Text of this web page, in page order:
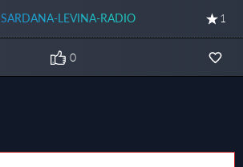
SARDANA-LEVINA-RADIO 1
0